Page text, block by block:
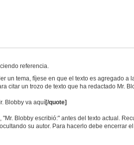
referencia.
un tema, fíjese en que el texto es agregado a
citar un trozo de texto que ha redactado Mr.
Blobby va aquí[/quote]
Blobby escribió:" antes del texto actual.
su autor. Para hacerlo debe encerrar